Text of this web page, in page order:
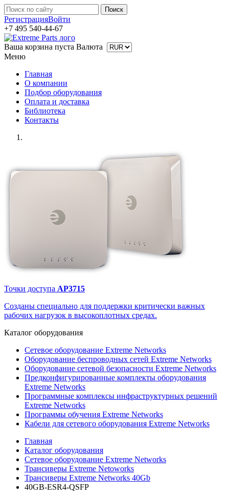
РегистрацияВойти
+7 495 540-44-67
Ваша корзина пуста Валюта
Меню
Главная
О компании
Подбор оборудования
Оплата и доставка
Библиотека
Контакты
Точки доступа AP3715
Созданы специально для поддержки критически важных
рабочих нагрузок в высокоплотных средах.
Каталог оборудования
Сетевое оборудование Extreme Networks
Оборудование беспроводных сетей Extreme Networks
Оборудование сетевой безопасности Extreme Networks
Предконфигурированные комплекты оборудования
Extreme Networks
Программные комплексы инфраструктурных решений
Extreme Networks
Программы обучения Extreme Networks
Кабели для сетевого оборудования Extreme Networks
Главная
Каталог оборудования
Сетевое оборудование Extreme Networks
Трансиверы Extreme Netoworks
Трансиверы Extreme Networks 40Gb
40GB-ESR4-QSFP